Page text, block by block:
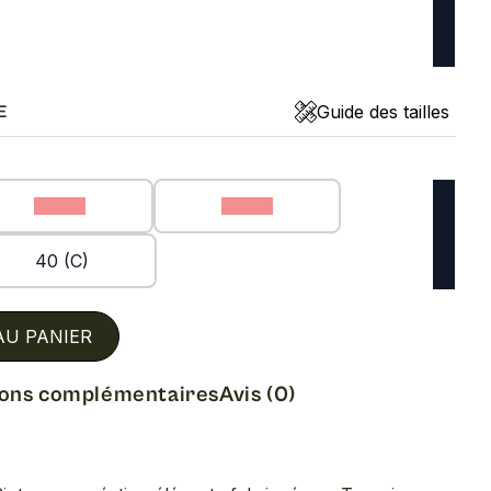
Guide des tailles
40 (C)
PANIER
complémentairesAvis (0)